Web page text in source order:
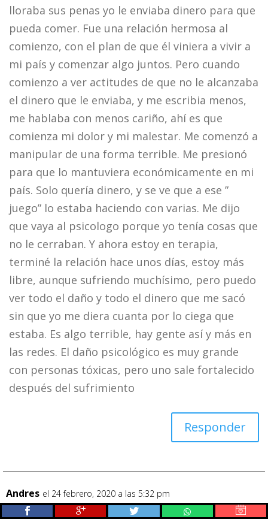
lloraba sus penas yo le enviaba dinero para que
pueda comer. Fue una relación hermosa al
comienzo, con el plan de que él viniera a vivir a
mi país y comenzar algo juntos. Pero cuando
comienzo a ver actitudes de que no le alcanzaba
el dinero que le enviaba, y me escribia menos,
me hablaba con menos cariño, ahí es que
comienza mi dolor y mi malestar. Me comenzó a
manipular de una forma terrible. Me presionó
para que lo mantuviera económicamente en mi
país. Solo quería dinero, y se ve que a ese ”
juego” lo estaba haciendo con varias. Me dijo
que vaya al psicologo porque yo tenía cosas que
no le cerraban. Y ahora estoy en terapia,
terminé la relación hace unos días, estoy más
libre, aunque sufriendo muchísimo, pero puedo
ver todo el daño y todo el dinero que me sacó
sin que yo me diera cuanta por lo ciega que
estaba. Es algo terrible, hay gente así y más en
las redes. El daño psicológico es muy grande
con personas tóxicas, pero uno sale fortalecido
después del sufrimiento
Responder
Andres el 24 febrero, 2020 a las 5:32 pm